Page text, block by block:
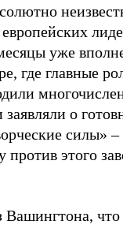
уже
где главные
о
силы» –
против этого
Вашингтона,